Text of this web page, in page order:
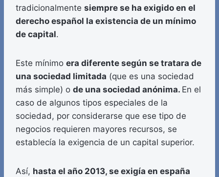
tradicionalmente siempre se ha exigido en el
derecho español la existencia de un mínimo
de capital.
Este mínimo era diferente según se tratara de
una sociedad limitada (que es una sociedad
más simple) o de una sociedad anónima. En el
caso de algunos tipos especiales de la
sociedad, por considerarse que ese tipo de
negocios requieren mayores recursos, se
establecía la exigencia de un capital superior.
Así, hasta el año 2013, se exigía en españa